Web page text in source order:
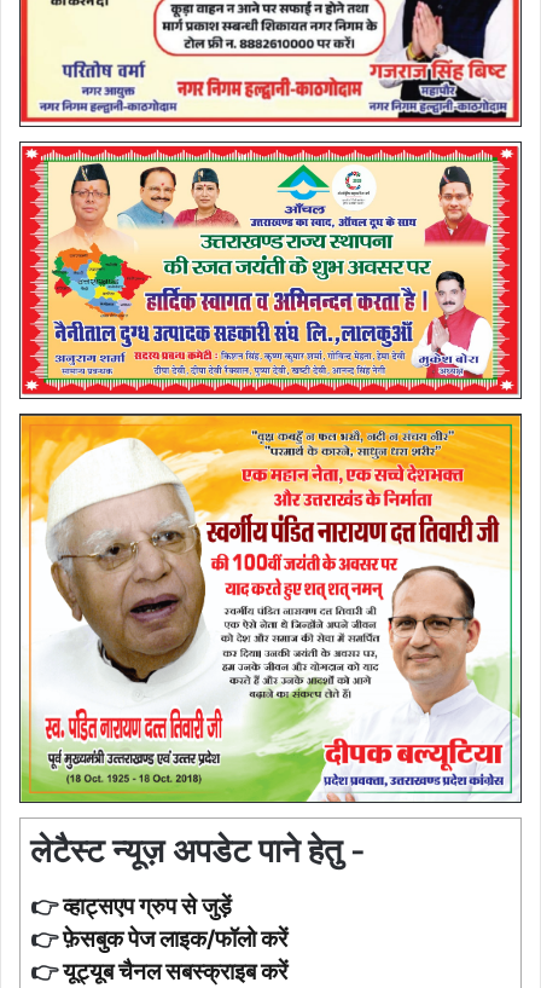
लेटैस्ट न्यूज़ अपडेट पाने हेतु -
👉व्हाट्सएप ग्रुप से जुड़ें
👉फ़ेसबुक पेज लाइक/फॉलो करें
👉यूट्यूब चैनल सबस्क्राइब करें